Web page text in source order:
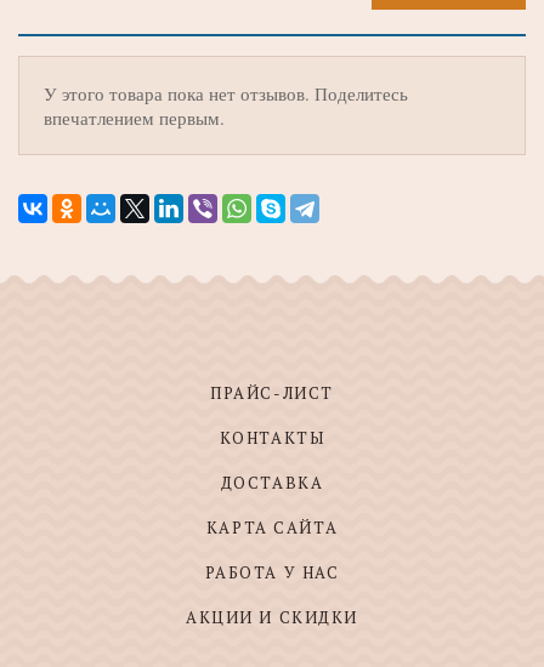
У этого товара пока нет отзывов. Поделитесь
впечатлением первым.
ПРАЙС-ЛИСТ
КОНТАКТЫ
ДОСТАВКА
КАРТА САЙТА
РАБОТА У НАС
АКЦИИ И СКИДКИ